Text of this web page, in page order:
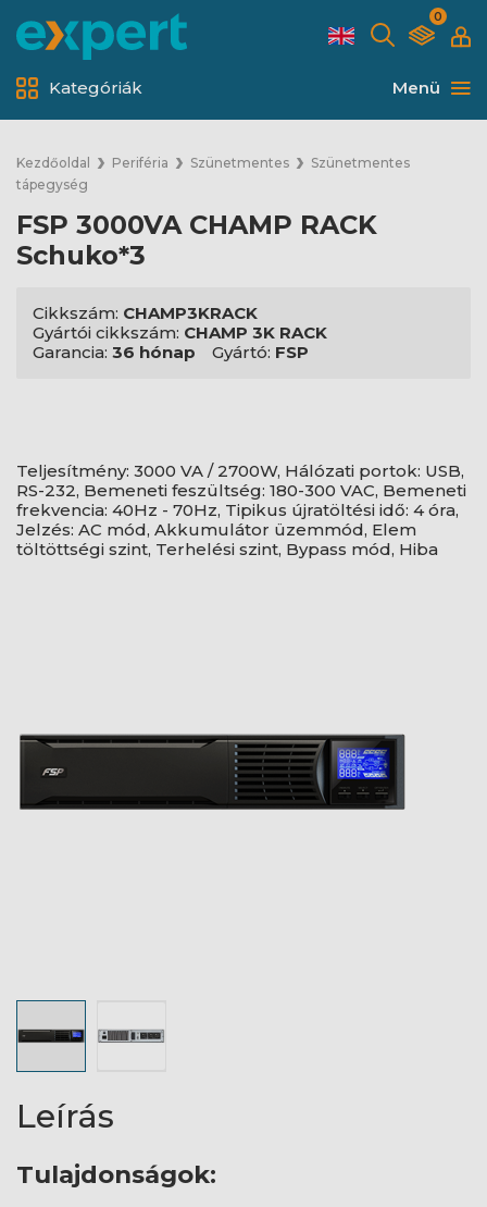
0
Menü
Kategóriák
Kezdőoldal Periféria Szünetmentes
Szünetmentes
tápegység
FSP 3000VA CHAMP RACK
Schuko*3
Cikkszám: CHAMP3KRACK
Gyártói cikkszám: CHAMP 3K RACK
Garancia: 36 hónap Gyártó: FSP
Teljesítmény: 3000 VA / 2700W, Hálózati portok: USB,
RS-232, Bemeneti feszültség: 180-300 VAC, Bemeneti
frekvencia: 40Hz - 70Hz, Tipikus újratöltési idő: 4 óra,
Jelzés: AC mód, Akkumulátor üzemmód, Elem
töltöttségi szint, Terhelési szint, Bypass mód, Hiba
Leírás
Tulajdonságok: